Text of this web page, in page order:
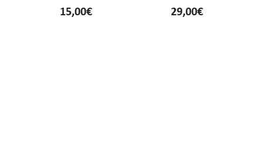
15,00€ 29,00€